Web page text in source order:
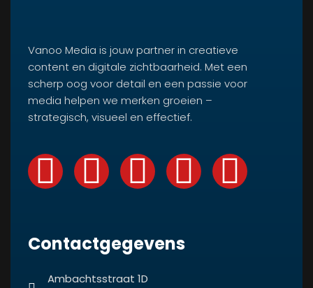
Vanoo Media is jouw partner in creatieve
content en digitale zichtbaarheid. Met een
scherp oog voor detail en een passie voor
media helpen we merken groeien –
strategisch, visueel en effectief.
Contactgegevens
Ambachtsstraat 1D